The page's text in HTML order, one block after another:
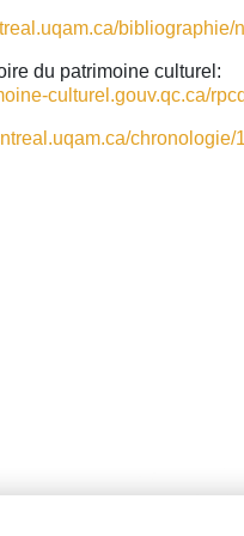
bibliographie/
du patrimoine culturel:
culturel.gouv.qc.ca/